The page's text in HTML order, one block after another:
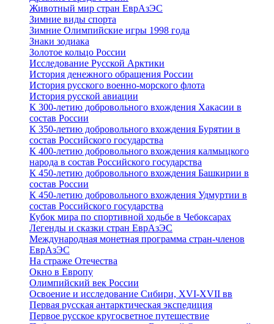
Животный мир стран ЕврАзЭС
Зимние виды спорта
Зимние Олимпийские игры 1998 года
Знаки зодиака
Золотое кольцо России
Исследование Русской Арктики
История денежного обращения России
История русского военно-морского флота
История русской авиации
К 300-летию добровольного вхождения Хакасии в
состав России
К 350-летию добровольного вхождения Бурятии в
состав Российского государства
К 400-летию добровольного вхождения калмыцкого
народа в состав Российского государства
К 450-летию добровольного вхождения Башкирии в
состав России
К 450-летию добровольного вхождения Удмуртии в
состав Российского государства
Кубок мира по спортивной ходьбе в Чебоксарах
Легенды и сказки стран ЕврАзЭС
Международная монетная программа стран-членов
ЕврАзЭС
На страже Отечества
Окно в Европу
Олимпийский век России
Освоение и исследование Сибири, XVI-XVII вв
Первая русская антарктическая экспедиция
Первое русское кругосветное путешествие